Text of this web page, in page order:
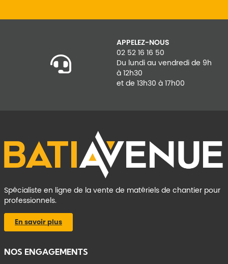
APPELEZ-NOUS
02 52 16 16 50
Du lundi au vendredi de 9h
à 12h30
et de 13h30 à 17h00
Spécialiste en ligne de la vente de matériels de chantier pour
professionnels.
En savoir plus
NOS ENGAGEMENTS